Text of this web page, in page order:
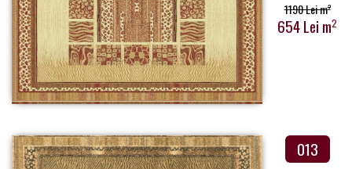
1190 Lei m2
654 Lei m2
013